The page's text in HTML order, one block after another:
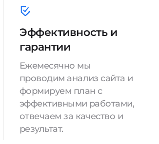
Эффективность и
гарантии
Ежемесячно мы
проводим анализ сайта и
формируем план с
эффективными работами,
отвечаем за качество и
результат.